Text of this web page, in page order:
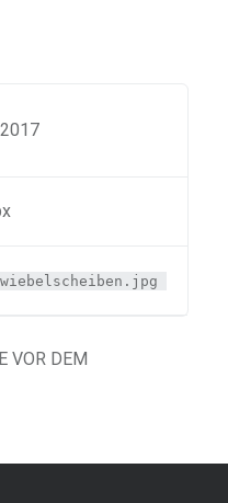
VOR DEM